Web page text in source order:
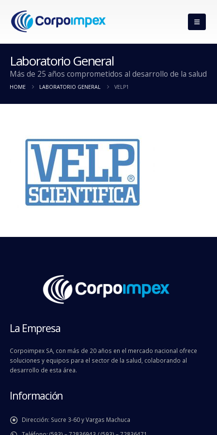
Laboratorio General
Más de 25 años comprometidos al desarrollo de la salud
HOME LABORATORIO GENERAL VELP1
La Empresa
Corpoimpex SA, con más de 20 años en el mercado nacional ofrece
soluciones y equipos para el sector de la salud, colaborando al
desarrollo de esta área.
Información
Dirección: Sucre 3-60 y Vargas Machuca